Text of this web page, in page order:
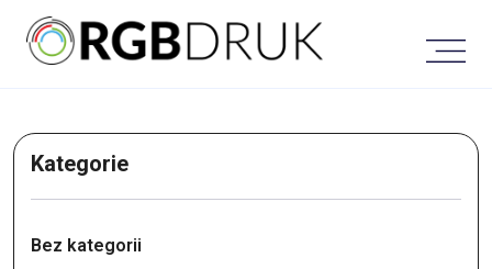
content
Kategorie
Bez kategorii